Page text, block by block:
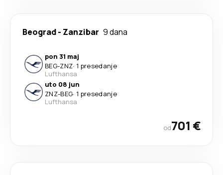
Beograd- Zanzibar 9 dana
pon 31 maj
BEG-ZNZ· 1 presedanje
Lufthansa
uto 08 jun
ZNZ-BEG· 1 presedanje
Lufthansa
od701 €